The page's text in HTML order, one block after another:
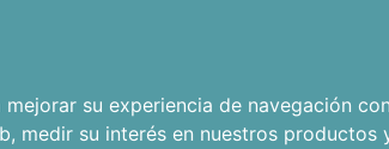
su experiencia de navegación
, medir su interés en nuestros